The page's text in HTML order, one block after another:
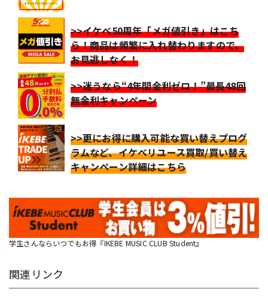
>>イケベ50周年「メガ値引き」はこち
ら！商品は頻繁に入れ替わりますので、
お見逃しなく！
>>迷うなら“4年間金利ゼロ！”最長48回
無金利キャンペーン
>>更にお得に購入可能な買い替えプログ
ラムなど、イケベリユース買取/買い替え
キャンペーン詳細はこちら
学生さんならいつでもお得『IKEBE MUSIC CLUB Student』
関連リンク